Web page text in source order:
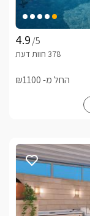
/5
החל מ- ₪1100